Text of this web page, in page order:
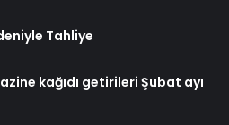
Tahliye
kağıdı getirileri Şubat ayı